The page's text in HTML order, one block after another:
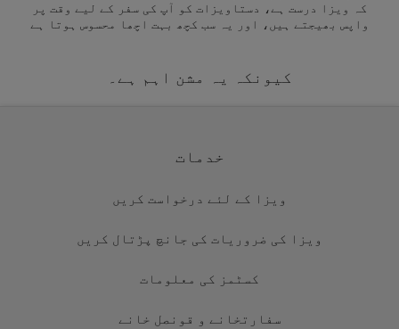
کہ ویزا درست ہے، دستاویزات کو آپ کی سفر کے لیے وقت پر
واپس بھیجتے ہیں، اور یہ سب کچھ بہت اچھا محسوس ہوتا ہے
کیونکہ یہ مشن اہم ہے۔
خدمات
ویزا کے لئے درخواست کریں
ویزا کی ضروریات کی جانچ پڑتال کریں
کسٹمز کی معلومات
سفارتخانے و قونصل خانے